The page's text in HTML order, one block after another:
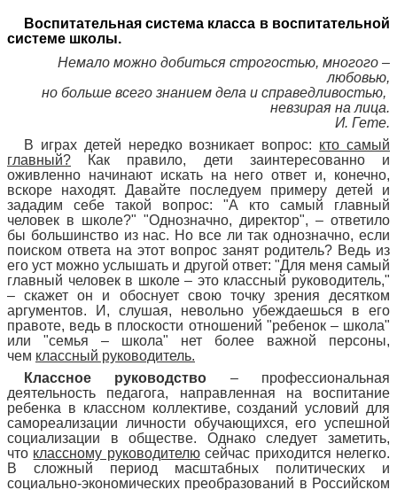
Воспитательная система класса в воспитательной
системе школы.
Немало можно добиться строгостью, многого –
любовью,
но больше всего знанием дела и справедливостью,
невзирая на лица.
И. Гете.
В играх детей нередко возникает вопрос: кто самый
главный? Как правило, дети заинтересованно и
оживленно начинают искать на него ответ и, конечно,
вскоре находят. Давайте последуем примеру детей и
зададим себе такой вопрос: "А кто самый главный
человек в школе?" "Однозначно, директор", – ответило
бы большинство из нас. Но все ли так однозначно, если
поиском ответа на этот вопрос занят родитель? Ведь из
его уст можно услышать и другой ответ: "Для меня самый
главный человек в школе – это классный руководитель,"
– скажет он и обоснует свою точку зрения десятком
аргументов. И, слушая, невольно убеждаешься в его
правоте, ведь в плоскости отношений "ребенок – школа"
или "семья – школа" нет более важной персоны,
чем классный руководитель.
Классное руководство – профессиональная
деятельность педагога, направленная на воспитание
ребенка в классном коллективе, созданий условий для
самореализации личности обучающихся, его успешной
социализации в обществе. Однако следует заметить,
что классному руководителюсейчас приходится нелегко.
В сложный период масштабных политических и
социально-экономических преобразований в Российском